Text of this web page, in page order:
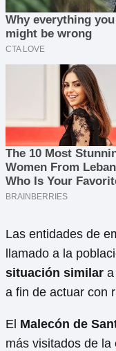
Las entidades de
llamado a la
situación similar
a fin de actuar con
El Malecón de
más visitados de